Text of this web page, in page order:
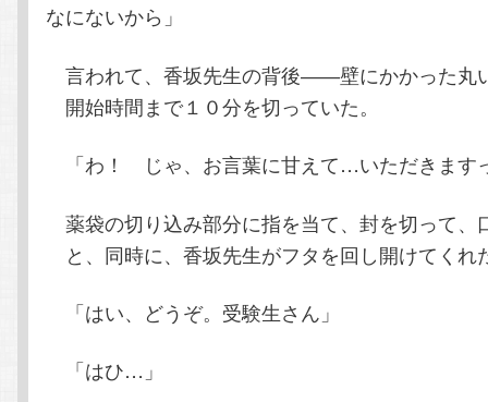
なにないから」
言われて、香坂先生の背後――壁にかかった丸
開始時間まで１０分を切っていた。
「わ！ じゃ、お言葉に甘えて…いただきます
薬袋の切り込み部分に指を当て、封を切って、
と、同時に、香坂先生がフタを回し開けてくれ
「はい、どうぞ。受験生さん」
「はひ…」